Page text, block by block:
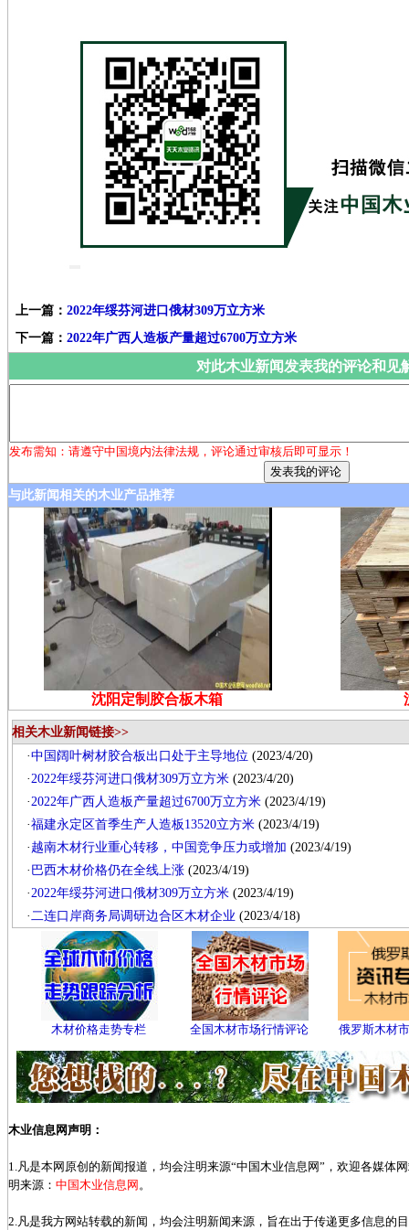
上一篇： 2022年绥芬河进口俄材309万立方米
下一篇： 2022年广西人造板产量超过6700万立方米
对此木业新闻发表我的评论和见
发布需知：请遵守中国境内法律法规，评论通过审核后即可显示！
与此新闻相关的木业产品推荐
沈阳定制胶合板木箱
相关木业新闻链接>>
·中国阔叶树材胶合板出口处于主导地位 (2023/4/20)
·2022年绥芬河进口俄材309万立方米 (2023/4/20)
·2022年广西人造板产量超过6700万立方米 (2023/4/19)
·福建永定区首季生产人造板13520立方米 (2023/4/19)
· 越南木材行业重心转移，中国竞争压力或增加 (2023/4/19)
· 巴西木材价格仍在全线上涨 (2023/4/19)
·2022年绥芬河进口俄材309万立方米 (2023/4/19)
·二连口岸商务局调研边合区木材企业 (2023/4/18)
木材价格走势专栏 全国木材市场行情评论 俄罗斯木材
木业信息网声明：
1.凡是本网原创的新闻报道，均会注明来源“中国木业信息网”，欢迎各媒体
明来源： 中国木业信息网 。
2.凡是我方网站转载的新闻，均会注明新闻来源，旨在出于传递更多信息的